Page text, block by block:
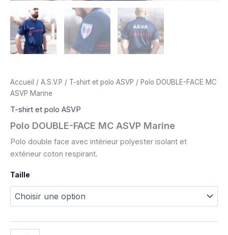
Accueil / A.S.V.P / T-shirt et polo ASVP / Polo DOUBLE-FACE MC
ASVP Marine
T-shirt et polo ASVP
Polo DOUBLE-FACE MC ASVP Marine
Polo double face avec intérieur polyester isolant et
extérieur coton respirant.
Taille